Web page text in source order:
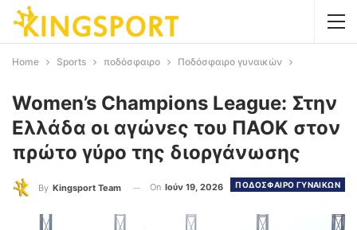
Home Sports ποδόσφαιρο Ποδόσφαιρο γυναικών
Women’s Champions League: Στην
Ελλάδα οι αγώνες του ΠΑΟΚ στον
πρώτο γύρο της διοργάνωσης
ΠΟΔΟΣΦΑΙΡΟ ΓΥΝΑΙΚΩΝ
By Kingsport Team On Ιούν 19, 2026